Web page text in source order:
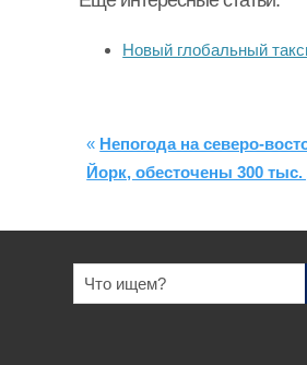
Новый глобальный
« Непогода на северо-
Йорк, обесточены 300